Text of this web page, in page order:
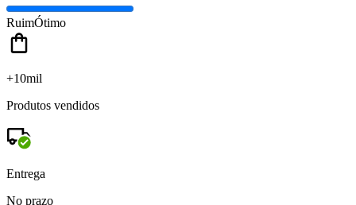
RuimÓtimo
+10mil
Produtos vendidos
Entrega
No prazo